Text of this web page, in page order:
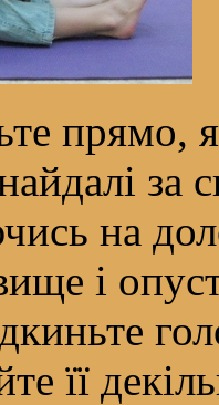
прямо,
за
на
і
її